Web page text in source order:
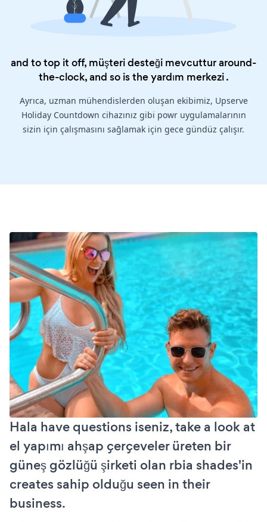
and to top it off, müşteri desteği mevcuttur around-
the-clock, and so is theyardım merkezi.
Ayrıca, uzman mühendislerden oluşan ekibimiz, Upserve
Holiday Countdown cihazınız gibi powr uygulamalarının
sizin için çalışmasını sağlamak için gece gündüz çalışır.
Hala have questions iseniz, take a look at
el yapımı ahşap çerçeveler üreten bir
güneş gözlüğü şirketi olan rbia shades'in
creates sahip olduğu seen in their
business.